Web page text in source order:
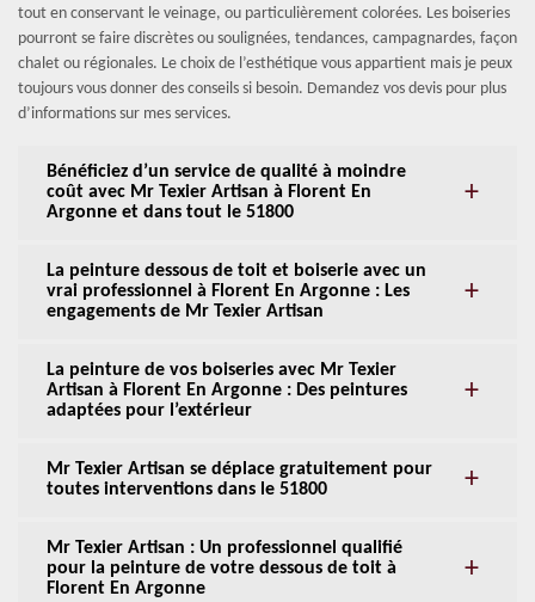
tout en conservant le veinage, ou particulièrement colorées. Les boiseries
pourront se faire discrètes ou soulignées, tendances, campagnardes, façon
chalet ou régionales. Le choix de l’esthétique vous appartient mais je peux
toujours vous donner des conseils si besoin. Demandez vos devis pour plus
d’informations sur mes services.
Bénéficiez d’un service de qualité à moindre
coût avec Mr Texier Artisan à Florent En
Argonne et dans tout le 51800
La peinture dessous de toit et boiserie avec un
vrai professionnel à Florent En Argonne : Les
engagements de Mr Texier Artisan
La peinture de vos boiseries avec Mr Texier
Artisan à Florent En Argonne : Des peintures
adaptées pour l’extérieur
Mr Texier Artisan se déplace gratuitement pour
toutes interventions dans le 51800
Mr Texier Artisan : Un professionnel qualifié
pour la peinture de votre dessous de toit à
Florent En Argonne